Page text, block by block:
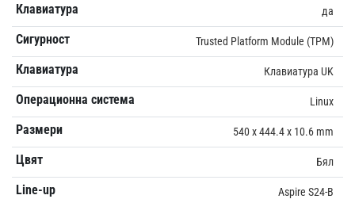
Клавиатура да
Сигурност Trusted Platform Module (TPM)
Клавиатура Клавиатура UK
Операционна система Linux
Размери 540 x 444.4 x 10.6 mm
Цвят Бял
Line-up Aspire S24-B